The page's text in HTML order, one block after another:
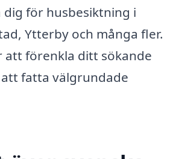
dig för husbesiktning i
Ytterby och många fler.
att förenkla ditt sökande
fatta välgrundade